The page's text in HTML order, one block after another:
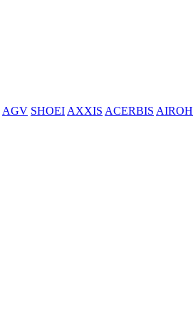
AGV SHOEI AXXIS ACERBIS AIROH